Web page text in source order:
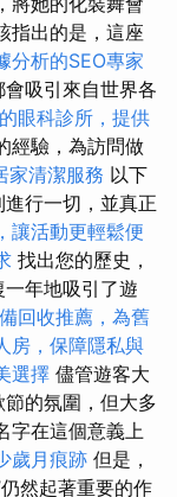
指出的是，這座
分析的SEO專家
吸引來自世界各
眼科診所，提供
經驗，為訪問做
家清潔服務 以下
行一切，並真正
讓活動更輕鬆便
找出您的歷史，
年地吸引了遊
回收推薦，為舊
房，保障隱私與
選擇 儘管遊客大
的氛圍，但大多
字在這個意義上
歲月痕跡 但是，
然起著重要的作